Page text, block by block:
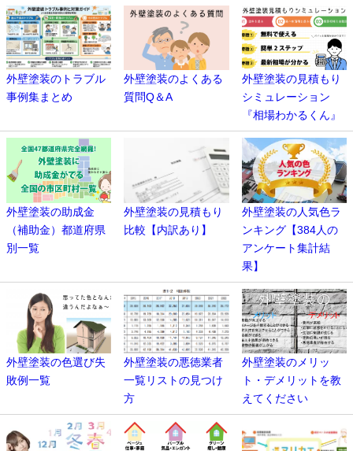
外壁塗装のトラブル
事例集まとめ
外壁塗装のよくある
質問Q＆A
外壁塗装の見積もり
シミュレーション
『相場わかるくん』
外壁塗装の助成金
（補助金）都道府県
別一覧
外壁塗装の見積もり
比較【内訳あり】
外壁塗装の人気色ラ
ンキング【384人の
アンケート集計結
果】
外壁塗装の色選び失
敗例一覧
外壁塗装の悪徳業者
一覧リストの見つけ
方
外壁塗装のメリッ
ト・デメリットを教
えてください